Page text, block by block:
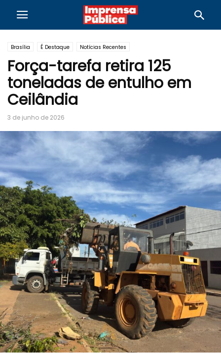
Brasília É Destaque Notícias Recentes
Força-tarefa retira 125
toneladas de entulho em
Ceilândia
3 de junho de 2026